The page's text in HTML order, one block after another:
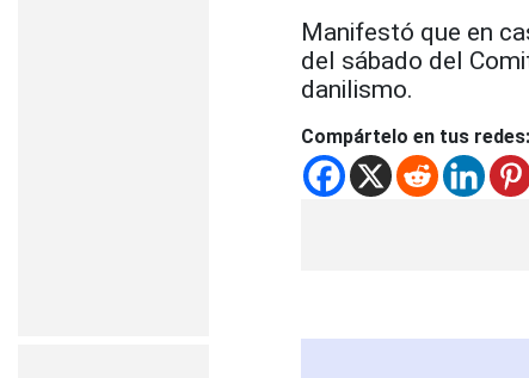
Manifestó que en
del sábado del
danilismo.
Compártelo en tus redes: